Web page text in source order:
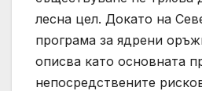
лесна цел. Докато на
програма за ядрени
описва като основната
непосредствените